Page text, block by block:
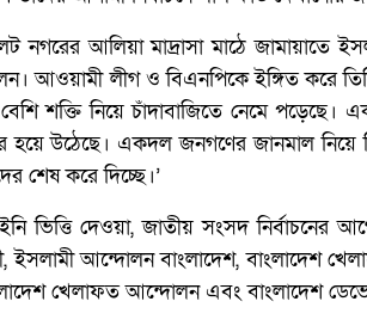
নগরের আলিয়া মাদ্রাসা মাঠে জামায়াতে
আওয়ামী লীগ ও বিএনপিকে ইঙ্গিত করে
শক্তি নিয়ে চাঁদাবাজিতে নেমে
হয়ে উঠেছে। একদল জনগণের জানমাল
শেষ করে দিচ্ছে।’
ভিত্তি দেওয়া, জাতীয় সংসদ
ইসলামী আন্দোলন বাংলাদেশ, বাংলাদেশ
খেলাফত আন্দোলন এবং বাংলাদেশ